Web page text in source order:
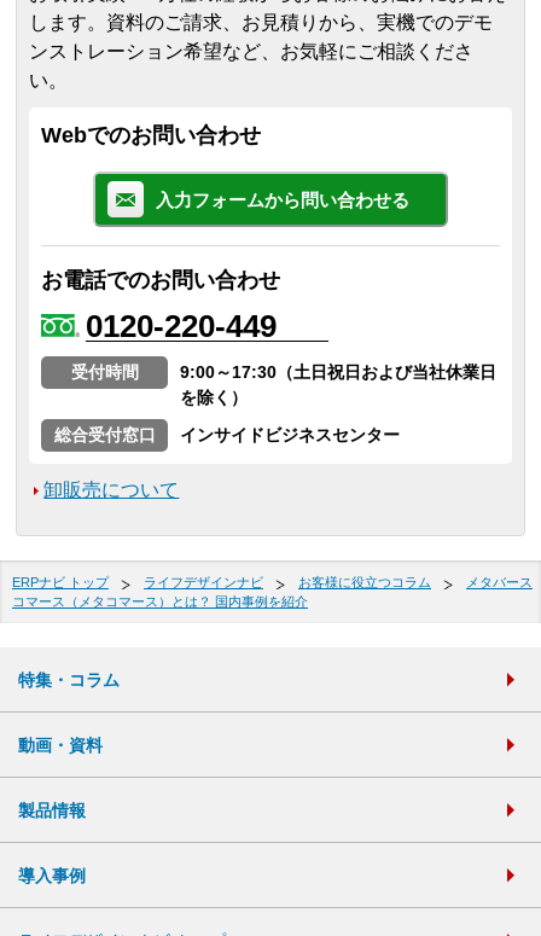
します。 資料のご請求、お見積りから、実機でのデモ
ンストレーション希望など、お気軽にご相談くださ
い。
Webでのお問い合わせ
入力フォームから問い合わせる
お電話でのお問い合わせ
0120-220-449
受付時間
9:00～17:30（土日祝日および当社休業日
を除く）
総合受付窓口
インサイドビジネスセンター
卸販売について
ERPナビ トップ ライフデザインナビ お客様に役立つコラム
メタバース
コマース（メタコマース）とは？ 国内事例を紹介
特集・コラム
動画・資料
製品情報
導入事例